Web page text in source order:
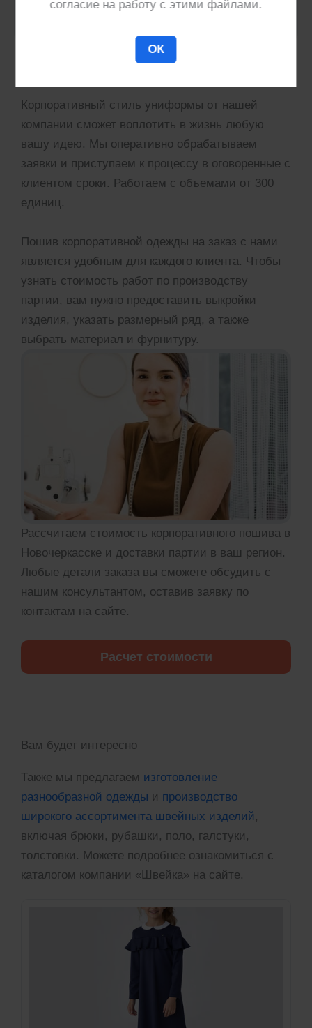
Корпоративный стиль униформы от нашей
компании сможет воплотить в жизнь любую
вашу идею. Мы оперативно обрабатываем
заявки и приступаем к процессу в оговоренные с
клиентом сроки. Работаем с объемами от 300
единиц.
Пошив корпоративной одежды на заказ с нами
является удобным для каждого клиента. Чтобы
узнать стоимость работ по производству
партии, вам нужно предоставить выкройки
изделия, указать размерный ряд, а также
выбрать материал и фурнитуру.
Рассчитаем стоимость корпоративного пошива в
Новочеркасске и доставки партии в ваш регион.
Любые детали заказа вы сможете обсудить с
нашим консультантом, оставив заявку по
контактам на сайте.
Расчет стоимости
Вам будет интересно
Также мы предлагаем изготовление
разнообразной одежды и производство
широкого ассортимента швейных изделий ,
включая брюки, рубашки, поло, галстуки,
толстовки. Можете подробнее ознакомиться с
каталогом компании «Швейка» на сайте.
согласие на работу с этими файлами.
ОК